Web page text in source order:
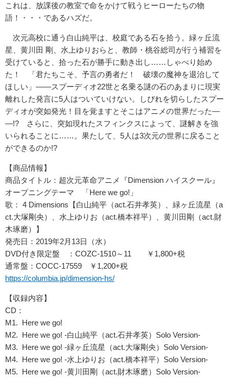
これは、放課後の教室で命をかけて戦うヒーローたちの物
語！・・・であるハズだ。
次元高校に通う白山純平は、校庭である石を拾う。緑ヶ丘流
星、黄川田 剛、水上ゆりおらと、教師・桃谷総司が行う補習を
受けていると、拾った石が勝手に動き出し……しゃべり始め
た！ 「君たちこそ、予言の勇者だ！ 破壊の魔神を退治して
ほしい」――スプーディオ22世と名乗る謎の石のあまりに現実
離れした発言に5人はついていけない。しびれを切らしたスプー
ディオが突如発光！目を覚ますとそこはアニメの世界だった―
―!? さらに、突如現れたスフィンクスによって、謎解きを強
いられることに……。果たして、5人は3次元の世界に戻ること
ができるのか!?
【商品情報】
商品タイトル：超次元革命アニメ『Dimension ハイスクール』
オープニングテーマ 「Here we go!」
歌： 4 Dimensions【白山純平（act.石井孝英）、緑ヶ丘流星（a
ct.大塚剛央）、水上ゆりお（act.橋本祥平）、黄川田剛（act.財
木琢磨）】
発売日：2019年2月13日（水）
DVD付き限定盤 ：COZC-1510～11 ￥1,800+税
通常盤：COCC-17559 ￥1,200+税
https://columbia.jp/dimension-hs/
【収録内容】
CD：
M1. Here we go!
M2. Here we go! -白山純平（act.石井孝英）Solo Version-
M3. Here we go! -緑ヶ丘流星（act.大塚剛央）Solo Version-
M4. Here we go! -水上ゆりお（act.橋本祥平）Solo Version-
M5. Here we go! -黄川田剛（act.財木琢磨）Solo Version-